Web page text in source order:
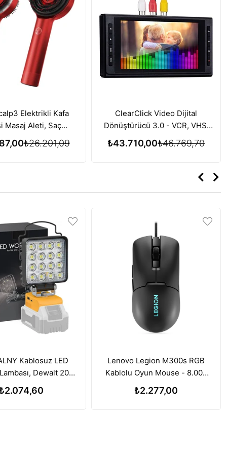
Elektrikli Kafa
Masaj Aleti, Saç
için Kırmızı Işık
Özelliği - Kırmızı
₺26.201,09
ClearClick Video Dijital
Dönüştürücü 3.0 - VCR, VHS,
AV, RCA, Hi8, DVD, Pikap, Kaset
₺43.710,00₺46.769,70
Kablosuz LED
Dewalt 20V
ile Uyumlu, 112W
Lenovo Legion M300s RGB
Kablolu Oyun Mouse - 8.000
DPI Ayarlanabilir Sensör
₺2.277,00